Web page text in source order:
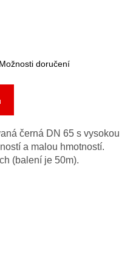
Možnosti doručení
černá DN 65 s vysokou
a malou hmotností.
(balení je 50m).